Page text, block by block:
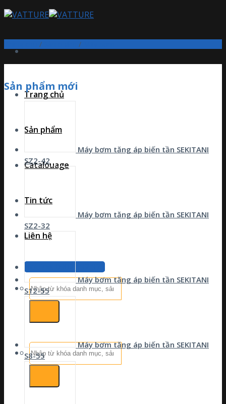
Skip
to
Trang chủ
Sản phẩm
Catalouage
Tin tức
Liên hệ
Hotline: 0902 192 979
Tìm
kiếm:
Tìm
kiếm:
/ /
Sản phẩm mới
Máy bơm tăng áp biến tần SEKITANI
SZ2-42
Máy bơm tăng áp biến tần SEKITANI
SZ2-32
Máy bơm tăng áp biến tần SEKITANI
S12-55
Máy bơm tăng áp biến tần SEKITANI
S8-55